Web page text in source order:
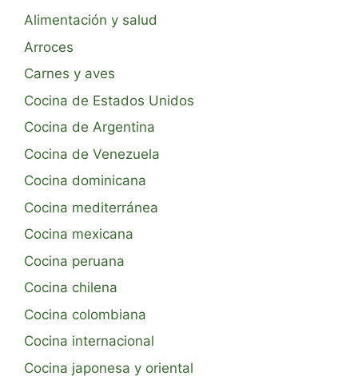
Alimentación y salud
Arroces
Carnes y aves
Cocina de Estados Unidos
Cocina de Argentina
Cocina de Venezuela
Cocina dominicana
Cocina mediterránea
Cocina mexicana
Cocina peruana
Cocina chilena
Cocina colombiana
Cocina internacional
Cocina japonesa y oriental